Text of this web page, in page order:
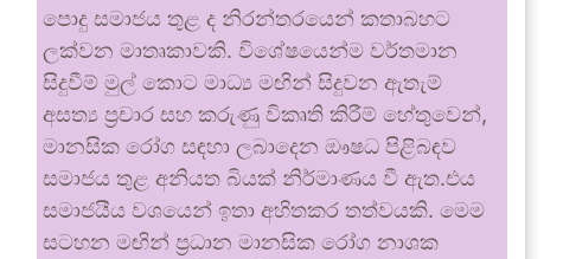
පොදු සමාජය තුළ ද නිරන්තරයෙන් කතාබහට
ලක්වන මාතෘකාවකි. විශේෂයෙන්ම වර්තමාන
සිදුවීම් මුල් කොට මාධ්‍ය මඟින් සිදුවන ඇතැම්
අසත්‍ය ප්‍රචාර සහ කරුණු විකෘති කිරීම් හේතුවෙන්,
මානසික රෝග සඳහා ලබාදෙන ඖෂධ පිළිබඳව
සමාජය තුළ අනියත බියක් නිර්මාණය වී ඇත.එය
සමාජයීය වශයෙන් ඉතා අහිතකර තත්වයකි. මෙම
සටහන මඟින් ප්‍රධාන මානසික රෝග නාශක